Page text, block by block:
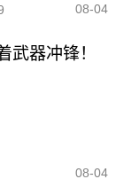
08-04
武器冲锋！
08-04